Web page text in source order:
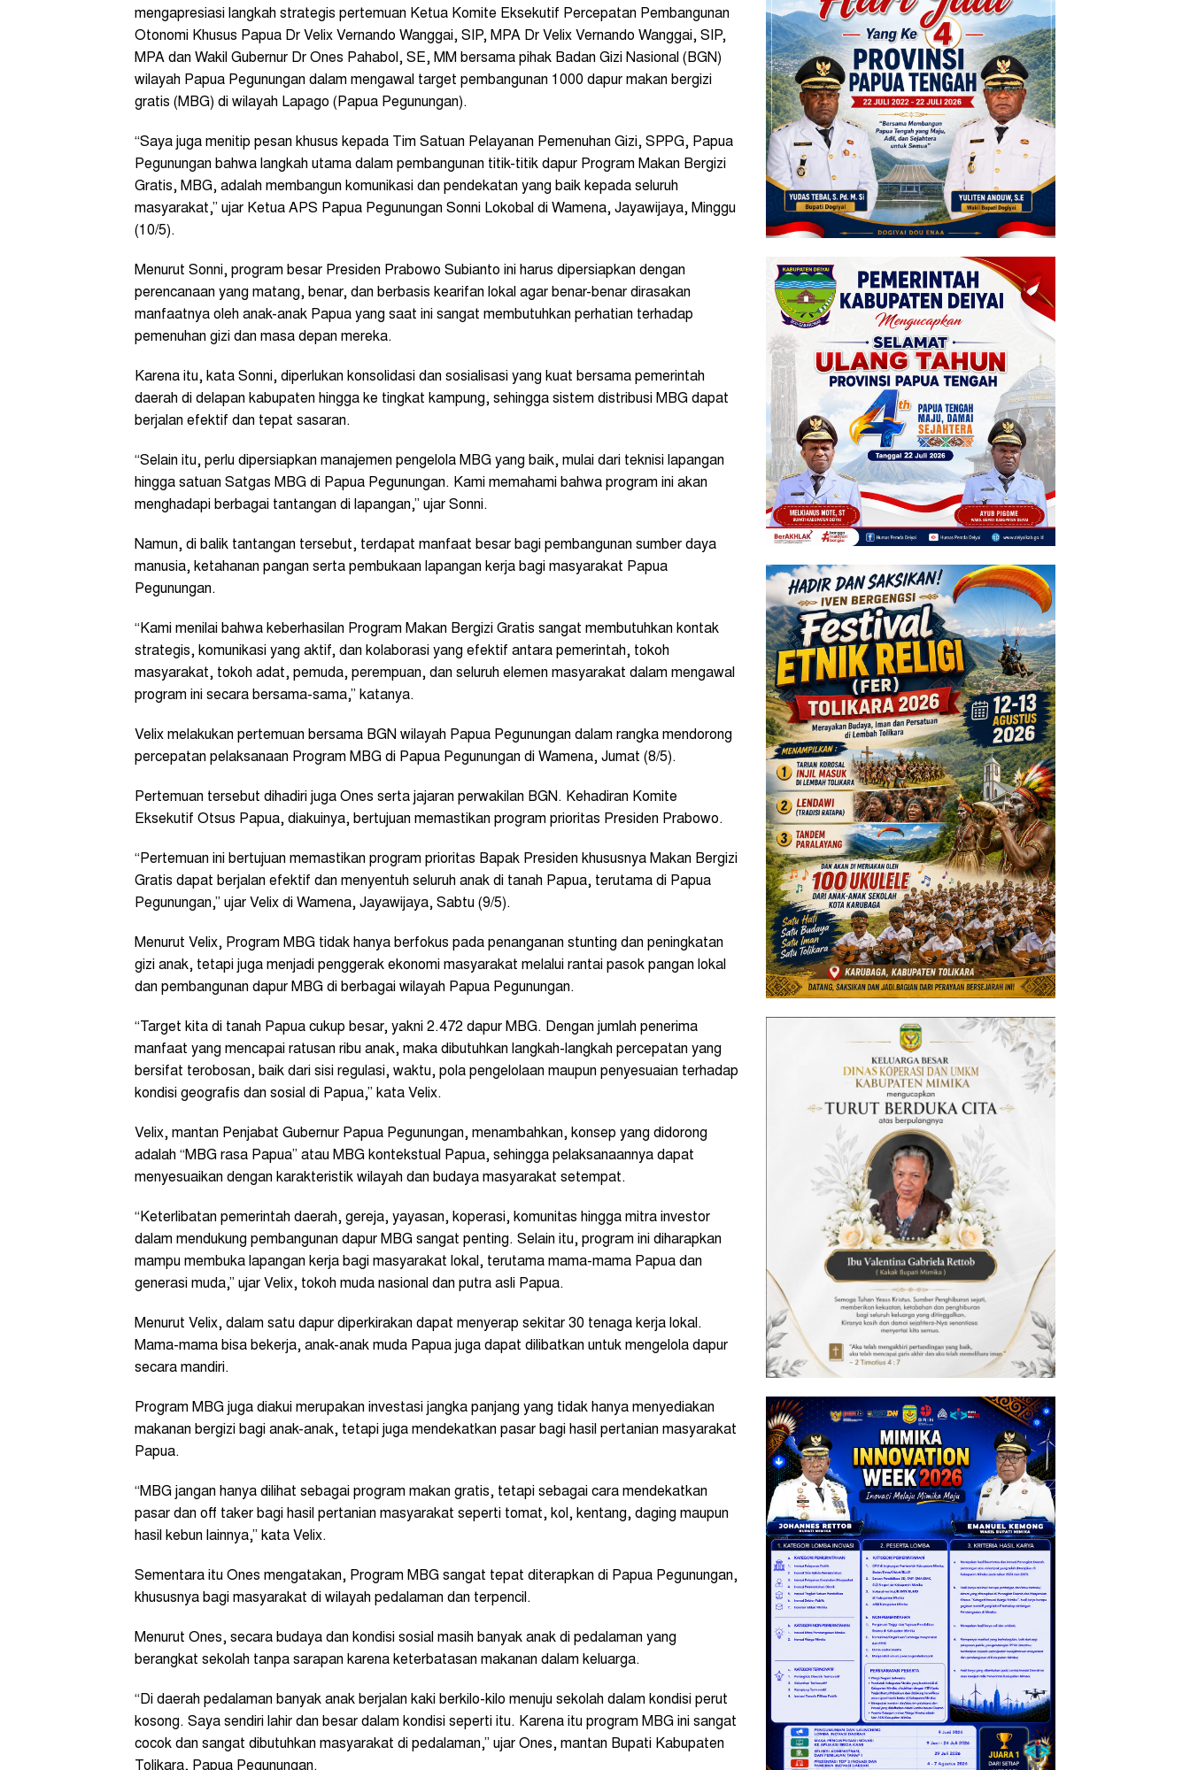
mengapresiasi langkah strategis pertemuan Ketua Komite Eksekutif Percepatan Pembangunan
Otonomi Khusus Papua Dr Velix Vernando Wanggai, SIP, MPA Dr Velix Vernando Wanggai, SIP,
MPA dan Wakil Gubernur Dr Ones Pahabol, SE, MM bersama pihak Badan Gizi Nasional (BGN)
wilayah Papua Pegunungan dalam mengawal target pembangunan 1000 dapur makan bergizi
gratis (MBG) di wilayah Lapago (Papua Pegunungan).
“Saya juga menitip pesan khusus kepada Tim Satuan Pelayanan Pemenuhan Gizi, SPPG, Papua
Pegunungan bahwa langkah utama dalam pembangunan titik-titik dapur Program Makan Bergizi
Gratis, MBG, adalah membangun komunikasi dan pendekatan yang baik kepada seluruh
masyarakat,” ujar Ketua APS Papua Pegunungan Sonni Lokobal di Wamena, Jayawijaya, Minggu
(10/5).
Menurut Sonni, program besar Presiden Prabowo Subianto ini harus dipersiapkan dengan
perencanaan yang matang, benar, dan berbasis kearifan lokal agar benar-benar dirasakan
manfaatnya oleh anak-anak Papua yang saat ini sangat membutuhkan perhatian terhadap
pemenuhan gizi dan masa depan mereka.
Karena itu, kata Sonni, diperlukan konsolidasi dan sosialisasi yang kuat bersama pemerintah
daerah di delapan kabupaten hingga ke tingkat kampung, sehingga sistem distribusi MBG dapat
berjalan efektif dan tepat sasaran.
“Selain itu, perlu dipersiapkan manajemen pengelola MBG yang baik, mulai dari teknisi lapangan
hingga satuan Satgas MBG di Papua Pegunungan. Kami memahami bahwa program ini akan
menghadapi berbagai tantangan di lapangan,” ujar Sonni.
Namun, di balik tantangan tersebut, terdapat manfaat besar bagi pembangunan sumber daya
manusia, ketahanan pangan serta pembukaan lapangan kerja bagi masyarakat Papua
Pegunungan.
“Kami menilai bahwa keberhasilan Program Makan Bergizi Gratis sangat membutuhkan kontak
strategis, komunikasi yang aktif, dan kolaborasi yang efektif antara pemerintah, tokoh
masyarakat, tokoh adat, pemuda, perempuan, dan seluruh elemen masyarakat dalam mengawal
program ini secara bersama-sama,” katanya.
Velix melakukan pertemuan bersama BGN wilayah Papua Pegunungan dalam rangka mendorong
percepatan pelaksanaan Program MBG di Papua Pegunungan di Wamena, Jumat (8/5).
Pertemuan tersebut dihadiri juga Ones serta jajaran perwakilan BGN. Kehadiran Komite
Eksekutif Otsus Papua, diakuinya, bertujuan memastikan program prioritas Presiden Prabowo.
“Pertemuan ini bertujuan memastikan program prioritas Bapak Presiden khususnya Makan Bergizi
Gratis dapat berjalan efektif dan menyentuh seluruh anak di tanah Papua, terutama di Papua
Pegunungan,” ujar Velix di Wamena, Jayawijaya, Sabtu (9/5).
Menurut Velix, Program MBG tidak hanya berfokus pada penanganan stunting dan peningkatan
gizi anak, tetapi juga menjadi penggerak ekonomi masyarakat melalui rantai pasok pangan lokal
dan pembangunan dapur MBG di berbagai wilayah Papua Pegunungan.
“Target kita di tanah Papua cukup besar, yakni 2.472 dapur MBG. Dengan jumlah penerima
manfaat yang mencapai ratusan ribu anak, maka dibutuhkan langkah-langkah percepatan yang
bersifat terobosan, baik dari sisi regulasi, waktu, pola pengelolaan maupun penyesuaian terhadap
kondisi geografis dan sosial di Papua,” kata Velix.
Velix, mantan Penjabat Gubernur Papua Pegunungan, menambahkan, konsep yang didorong
adalah “MBG rasa Papua” atau MBG kontekstual Papua, sehingga pelaksanaannya dapat
menyesuaikan dengan karakteristik wilayah dan budaya masyarakat setempat.
“Keterlibatan pemerintah daerah, gereja, yayasan, koperasi, komunitas hingga mitra investor
dalam mendukung pembangunan dapur MBG sangat penting. Selain itu, program ini diharapkan
mampu membuka lapangan kerja bagi masyarakat lokal, terutama mama-mama Papua dan
generasi muda,” ujar Velix, tokoh muda nasional dan putra asli Papua.
Menurut Velix, dalam satu dapur diperkirakan dapat menyerap sekitar 30 tenaga kerja lokal.
Mama-mama bisa bekerja, anak-anak muda Papua juga dapat dilibatkan untuk mengelola dapur
secara mandiri.
Program MBG juga diakui merupakan investasi jangka panjang yang tidak hanya menyediakan
makanan bergizi bagi anak-anak, tetapi juga mendekatkan pasar bagi hasil pertanian masyarakat
Papua.
“MBG jangan hanya dilihat sebagai program makan gratis, tetapi sebagai cara mendekatkan
pasar dan off taker bagi hasil pertanian masyarakat seperti tomat, kol, kentang, daging maupun
hasil kebun lainnya,” kata Velix.
Sementara itu Ones mengatakan, Program MBG sangat tepat diterapkan di Papua Pegunungan,
khususnya bagi masyarakat di wilayah pedalaman dan terpencil.
Menurut Ones, secara budaya dan kondisi sosial masih banyak anak di pedalaman yang
berangkat sekolah tanpa sarapan karena keterbatasan makanan dalam keluarga.
“Di daerah pedalaman banyak anak berjalan kaki berkilo-kilo menuju sekolah dalam kondisi perut
kosong. Saya sendiri lahir dan besar dalam kondisi seperti itu. Karena itu program MBG ini sangat
cocok dan sangat dibutuhkan masyarakat di pedalaman,” ujar Ones, mantan Bupati Kabupaten
Tolikara, Papua Pegunungan.